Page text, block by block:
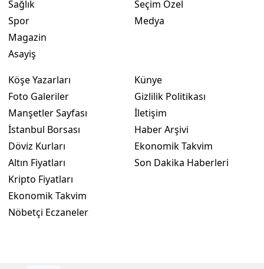
Bayburt
Kırıkkale
Sağlık
Spor
Magazin
Asayiş
Seçim Özel
Medya
Köşe Yazarları
Foto Galeriler
Manşetler Sayfası
İstanbul Borsası
Döviz Kurları
Altın Fiyatları
Kripto Fiyatları
Ekonomik Takvim
Nöbetçi Eczaneler
Künye
Gizlilik Politikası
İletişim
Haber Arşivi
Ekonomik Takvim
Son Dakika Haberleri